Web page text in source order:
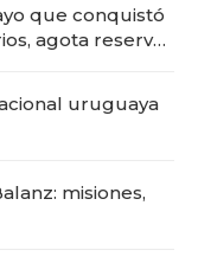
que conquistó
agota reservas
uruguaya
misiones,